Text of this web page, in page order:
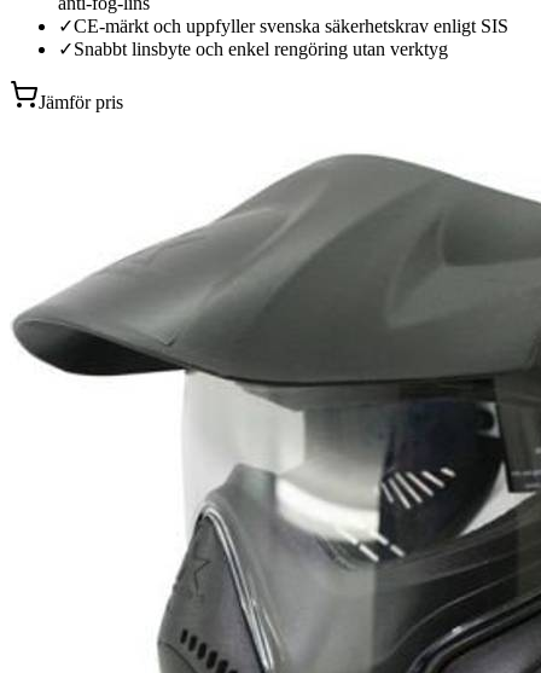
✓CE-märkt och uppfyller svenska säkerhetskrav enligt SIS
✓Snabbt linsbyte och enkel rengöring utan verktyg
Jämför pris